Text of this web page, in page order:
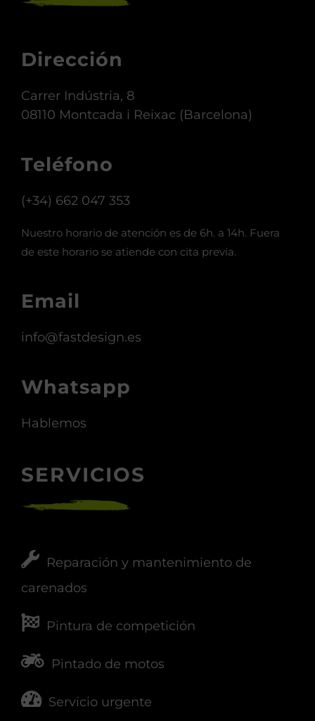
Dirección
Carrer Indústria, 8
08110 Montcada i Reixac (Barcelona)
Teléfono
(+34) 662 047 353
Nuestro horario de atención es de 6h. a 14h. Fuera
de este horario se atiende con cita previa.
Email
info@fastdesign.es
Whatsapp
Hablemos
SERVICIOS
Reparación y mantenimiento de
carenados
Pintura de competición
Pintado de motos
Servicio urgente